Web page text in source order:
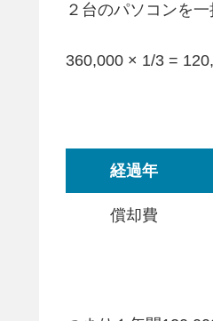
２台のパソコンを一
360,000 × 1/3 =
経過年
償却費